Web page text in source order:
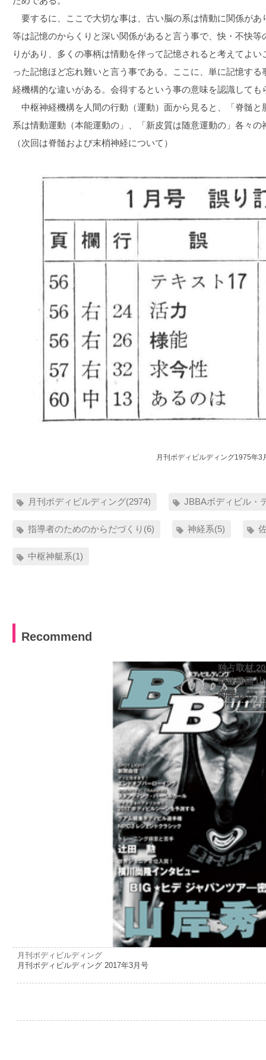
要するに、ここで大切な事は、古い脳の系は情動に関係があ
等は記憶のからくりと深い関係があると言う事で、快・不快
りがあり、多くの事柄は情動を伴って記憶されると考えてよ
った記憶ほど忘れ難いと言う事である。ここに、単に記憶す
経機構的な違いがある。会得するという事の意味を認識しても
中枢神経機構を人間の行動（運動）面から見ると、「脊髄と
系は情動運動（本能運動の」、「新皮質は随意運動の」各々
（次回は脊髄および末梢神経について）
月刊ボディビルディング1975年3
月刊ボディビルディング(2974) JBBAボディビル・
指導者のためのからだづくり(6) 神経系(5)
中枢神艇系(1)
Recommend
独占取材
凱旋帰国
尚隆 ほか
月刊ボディビルディング
月刊ボディビルディング 2017年3月号